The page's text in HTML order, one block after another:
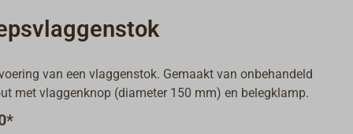
van een vlaggenstok. Gemaakt van onbehandeld
met vlaggenknop (diameter 150 mm) en belegklamp.